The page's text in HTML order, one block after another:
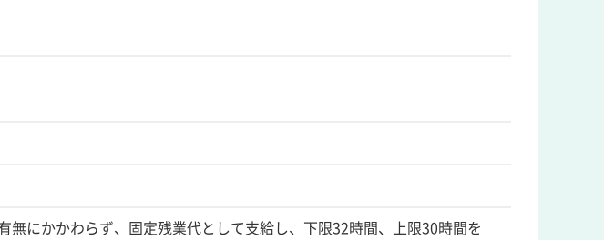
無にかかわらず、固定残業代として支給し、下限32時間、上限30時間を